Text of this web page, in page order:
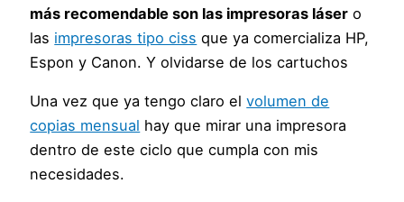
más recomendable son las impresoras láser o
las impresoras tipo ciss que ya comercializa HP,
Espon y Canon. Y olvidarse de los cartuchos
Una vez que ya tengo claro elvolumen de
copias mensual hay que mirar una impresora
dentro de este ciclo que cumpla con mis
necesidades.